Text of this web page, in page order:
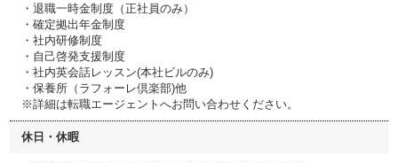
・退職一時金制度（正社員のみ）
・確定拠出年金制度
・社内研修制度
・自己啓発支援制度
・社内英会話レッスン(本社ビルのみ)
・保養所（ラフォーレ倶楽部)他
※詳細は転職エージェントへお問い合わせください。
休日・休暇